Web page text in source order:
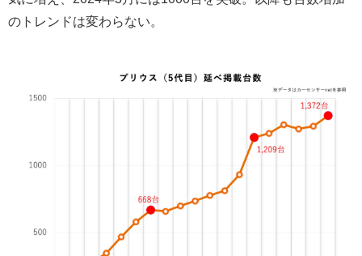
のトレンドは変わらない。